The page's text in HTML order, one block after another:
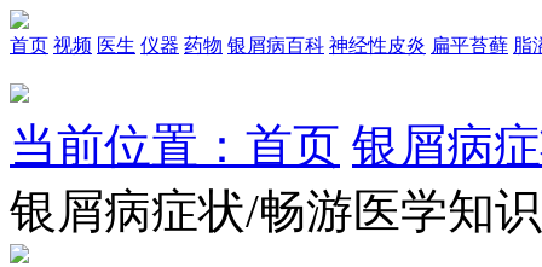
首页 视频 医生 仪器 药物 银屑病百科 神经性皮炎 扁平苔藓 脂
当前位置：首页 银屑病
银屑病症状/畅游医学知